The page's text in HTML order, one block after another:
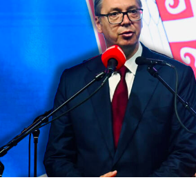
senzacionalnom obradom toga što
To nije nikakav dogovor Mandića i
drugačije vidimo to kako treba doći
Knežević.
Na pitanje da li je NSD ostala
zalagala, kazao je kako je to pitanje
Knežević ne isključuje mogućnost
godine bude formirana Vlada čiji će